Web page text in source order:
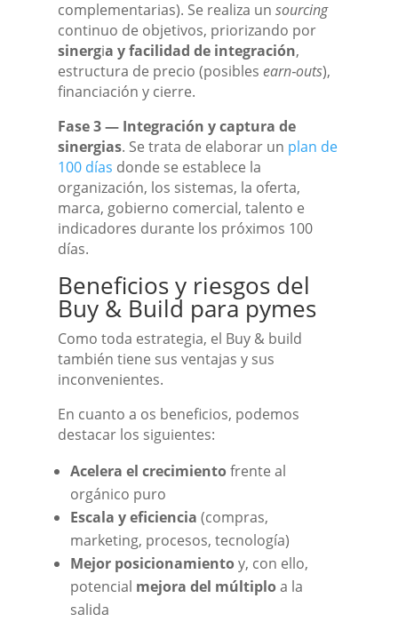
complementarias). Se realiza un sourcing
continuo de objetivos, priorizando por
sinergia y facilidad de integración,
estructura de precio (posibles earn‑outs),
financiación y cierre.
Fase 3 — Integración y captura de
sinergias. Se trata de elaborar un plan de
100 días donde se establece la
organización, los sistemas, la oferta,
marca, gobierno comercial, talento e
indicadores durante los próximos 100
días.
Beneficios y riesgos del
Buy & Build para pymes
Como toda estrategia, el Buy & build
también tiene sus ventajas y sus
inconvenientes.
En cuanto a os beneficios, podemos
destacar los siguientes:
Acelera el crecimientofrente al
orgánico puro
Escala y eficiencia (compras,
marketing, procesos, tecnología)
Mejor posicionamientoy, con ello,
potencial mejora del múltiploa la
salida